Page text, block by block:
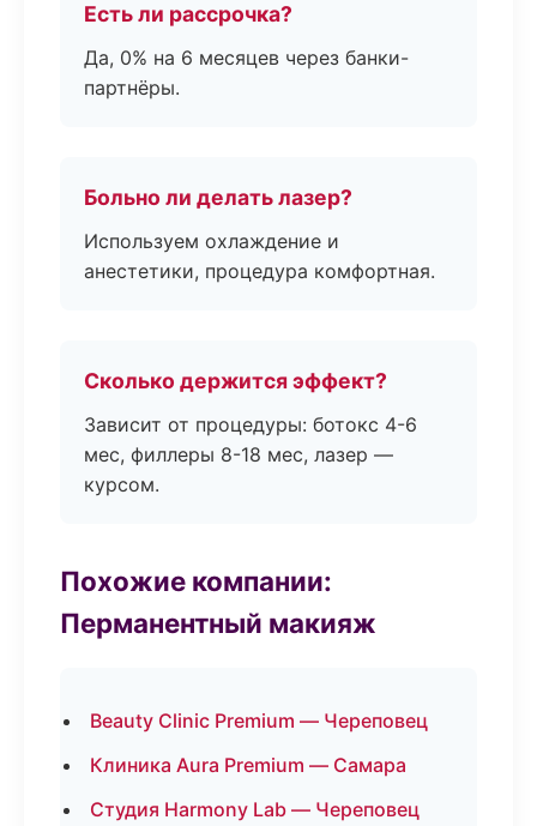
Есть ли рассрочка?
Да, 0% на 6 месяцев через банки-
партнёры.
Больно ли делать лазер?
Используем охлаждение и
анестетики, процедура комфортная.
Сколько держится эффект?
Зависит от процедуры: ботокс 4-6
мес, филлеры 8-18 мес, лазер —
курсом.
Похожие компании:
Перманентный макияж
Beauty Clinic Premium — Череповец
Клиника Aura Premium — Самара
Студия Harmony Lab — Череповец